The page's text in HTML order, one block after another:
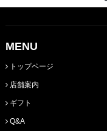
MENU
トップページ
店舗案内
ギフト
Q&A